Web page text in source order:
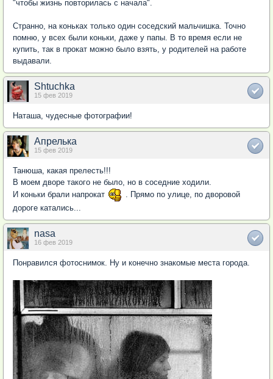
"чтобы жизнь повторилась с начала".
Странно, на коньках только один соседский мальчишка. Точно
помню, у всех были коньки, даже у папы. В то время если не
купить, так в прокат можно было взять, у родителей на работе
выдавали.
Shtuchka
15 фев 2019
Наташа, чудесные фотографии!
Апрелька
15 фев 2019
Танюша, какая прелесть!!!
В моем дворе такого не было, но в соседние ходили.
И коньки брали напрокат
. Прямо по улице, по дворовой
дороге катались...
nasa
16 фев 2019
Понравился фотоснимок. Ну и конечно знакомые места города.